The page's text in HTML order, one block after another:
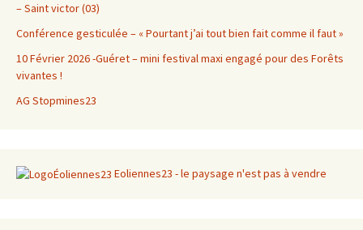
– Saint victor (03)
Conférence gesticulée – « Pourtant j’ai tout bien fait comme il faut »
10 Février 2026 -Guéret – mini festival maxi engagé pour des Forêts
vivantes !
AG Stopmines23
Eoliennes23 - le paysage n'est pas à vendre